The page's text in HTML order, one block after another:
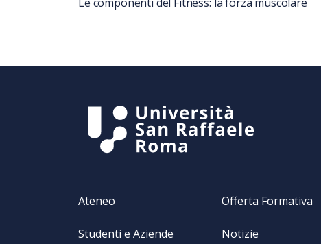
Ateneo Offerta Formativa
Studenti e Aziende Notizie